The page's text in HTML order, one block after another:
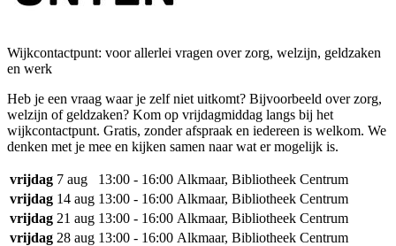
Wijkcontactpunt: voor allerlei vragen over zorg, welzijn, geldzaken
en werk
Heb je een vraag waar je zelf niet uitkomt? Bijvoorbeeld over zorg,
welzijn of geldzaken? Kom op vrijdagmiddag langs bij het
wijkcontactpunt. Gratis, zonder afspraak en iedereen is welkom. We
denken met je mee en kijken samen naar wat er mogelijk is.
vrijdag 7 aug 13:00 - 16:00 Alkmaar, Bibliotheek Centrum
vrijdag 14 aug 13:00 - 16:00 Alkmaar, Bibliotheek Centrum
vrijdag 21 aug 13:00 - 16:00 Alkmaar, Bibliotheek Centrum
vrijdag 28 aug 13:00 - 16:00 Alkmaar, Bibliotheek Centrum